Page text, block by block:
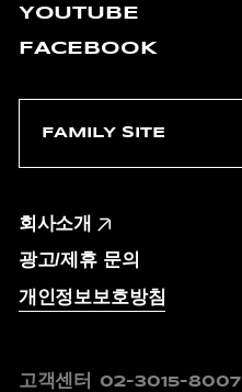
YOUTUBE
FACEBOOK
회사소개
광고/제휴 문의
개인정보보호방침
고객센터 02-3015-8007